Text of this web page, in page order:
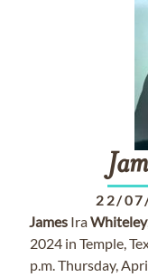
22/
JamesIraWhiteley
2024 in Temple,
p.m. Thursday,